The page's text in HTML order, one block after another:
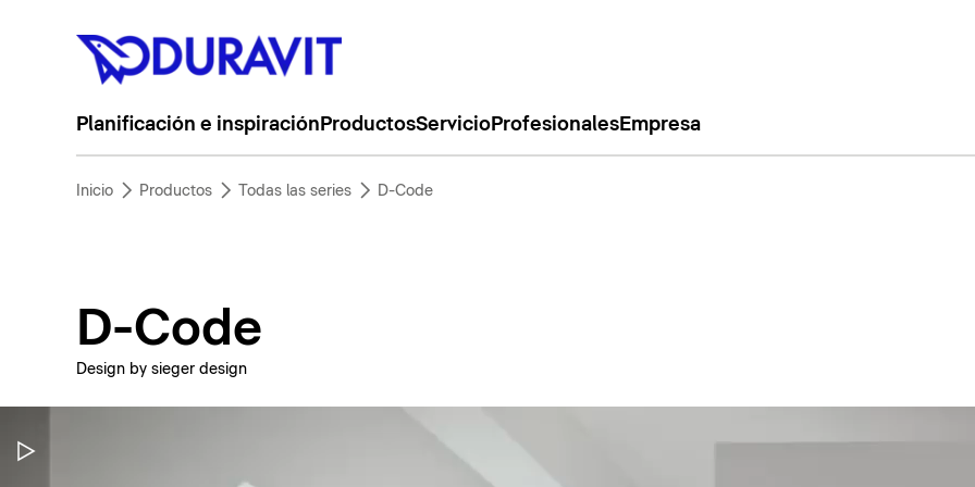
Planificación e inspiración ProductosServicioProfesionalesEmpresa
Inicio Productos Todas las series D-Code
D-Code
Design by sieger design
Pausar vídeo